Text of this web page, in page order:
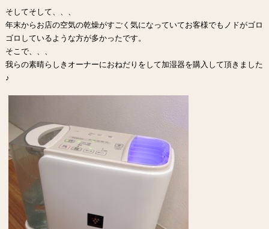
そしてそして、、、
年末からお店の空気の乾燥がすごく気になっていてお客様でもノドがゴロ
ゴロしているような方が多かったです。
そこで、、、
我らの素晴らしきオーナーにおねだりをして加湿器を購入して頂きました
♪